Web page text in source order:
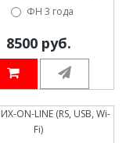
ФН 3 года
8500 руб.